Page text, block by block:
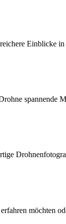
Einblicke
spannende
möchten